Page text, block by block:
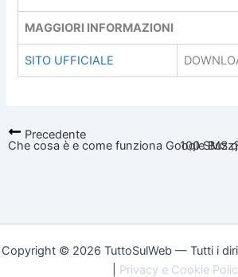
MAGGIORI INFORMAZIONI
SITO UFFICIALE
Precedente
Che cosa è e come funziona Google100 SMS
Copyright © 2026 TuttoSulWeb — Tutti i
Privacy e Cookie